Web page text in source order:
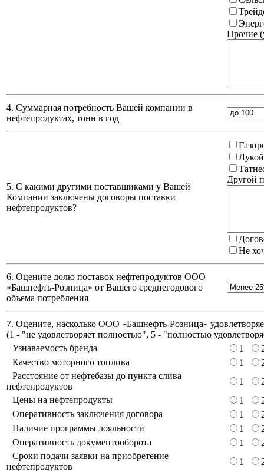
Прочие
4. Суммарная потребность Вашей компании в
нефтепродуктах, тонн в год
5. С какими другими поставщиками у Вашей
Компании заключены договоры поставки
нефтепродуктов?
Другой
Не
6. Оцените долю поставок нефтепродуктов ООО
«Башнефть-Розница» от Вашего среднегодового
объема потребления
7. Оцените, насколько ООО «Башнефть-Розница»
(1 - "не удовлетворяет полностью", 5 - "полностью
Узнаваемость бренда
1
Качество моторного топлива
1
Расстояние от нефтебазы до пункта слива
нефтепродуктов
1
Цены на нефтепродукты
1
Оперативность заключения договора
1
Наличие программы лояльности
1
Оперативность документооборота
1
Сроки подачи заявки на приобретение
нефтепродуктов
1